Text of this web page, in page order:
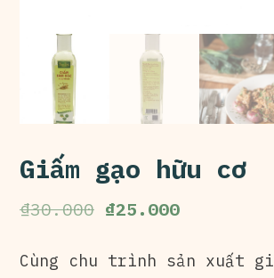
Giấm gạo hữu cơ
₫30.000 ₫25.000
Cùng chu trình sản xuất